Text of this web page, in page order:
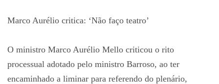
Marco Aurélio critica: ‘Não faço teatro’
O ministro Marco Aurélio Mello criticou o rito
processual adotado pelo ministro Barroso, ao ter
encaminhado a liminar para referendo do plenário,